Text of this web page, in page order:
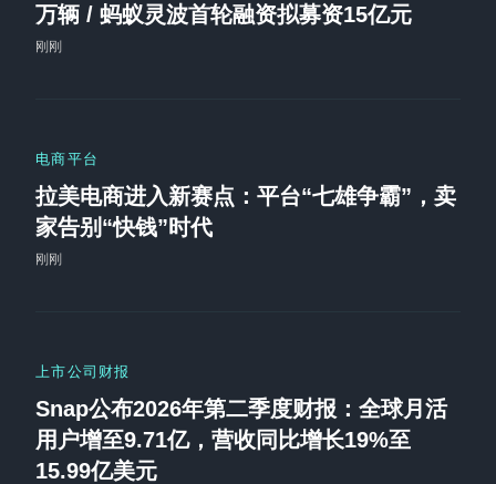
万辆 / 蚂蚁灵波首轮融资拟募资15亿元
刚刚
电商平台
拉美电商进入新赛点：平台“七雄争霸”，卖
家告别“快钱”时代
刚刚
上市公司财报
Snap公布2026年第二季度财报：全球月活
用户增至9.71亿，营收同比增长19%至
15.99亿美元